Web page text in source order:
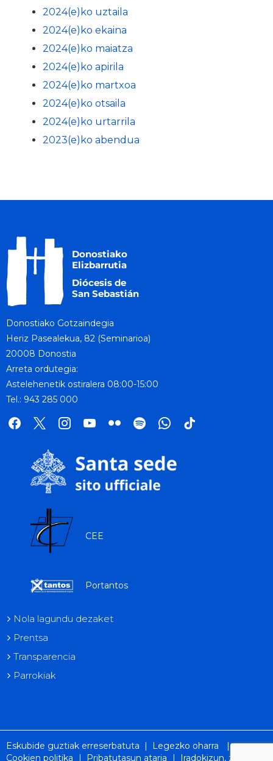
2024(e)ko uztaila
2024(e)ko ekaina
2024(e)ko maiatza
2024(e)ko apirila
2024(e)ko martxoa
2024(e)ko otsaila
2024(e)ko urtarrila
2023(e)ko abendua
Donostiako Gotzaindegia
Heriz Pasealekua, 82 (Seminarioa)
20008 Donostia
Arreta ordutegia:
Astelehenetik ostiralera 08:00-15:00
Tel.: 943 285 000
facebook
x instagramyoutube
flickr spotifywhatsapp
tik
CEE
Portantos
Nola lagundu dezaket
Prentsa
Transparencia
Parrokiak
Eskubide guztiak erreserbatuta | Legezko oharra
|
Cookien politika
| Pribatutasun ataria | Iradokizun, zorion